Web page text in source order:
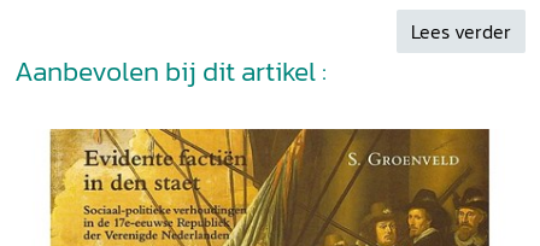
Lees verder
Aanbevolen bij dit artikel :